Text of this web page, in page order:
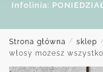
Infolinia:
Strona główna / sklep
włosy możesz wszystko